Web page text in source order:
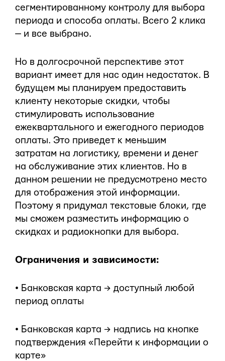
сегментированному контролу для выбора
периода и способа оплаты. Всего 2 клика
— и все выбрано.
Но в долгосрочной перспективе этот
вариант имеет для нас один недостаток. В
будущем мы планируем предоставить
клиенту некоторые скидки, чтобы
стимулировать использование
ежеквартального и ежегодного периодов
оплаты. Это приведет к меньшим
затратам на логистику, времени и денег
на обслуживание этих клиентов. Но в
данном решении не предусмотрено место
для отображения этой информации.
Поэтому я придумал текстовые блоки, где
мы сможем разместить информацию о
скидках и радиокнопки для выбора.
Ограничения и зависимости:
• Банковская карта → доступный любой
период оплаты
• Банковская карта → надпись на кнопке
подтверждения «Перейти к информации о
карте»